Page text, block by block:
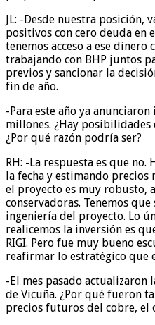
JL: -Desde nuestra posición,
positivos con cero deuda en
tenemos acceso a ese dinero
trabajando con BHP juntos
previos y sancionar la
fin de año.
-Para este año ya
millones. ¿Hay posibilidades
¿Por qué razón podría ser?
RH: -La respuesta es que
la fecha y estimando precios
el proyecto es muy robusto,
conservadoras. Tenemos
ingeniería del proyecto. Lo
realicemos la inversión es
RIGI. Pero fue muy bueno
reafirmar lo estratégico que
-El mes pasado actualizaron
de Vicuña. ¿Por qué fueron
precios futuros del cobre, el